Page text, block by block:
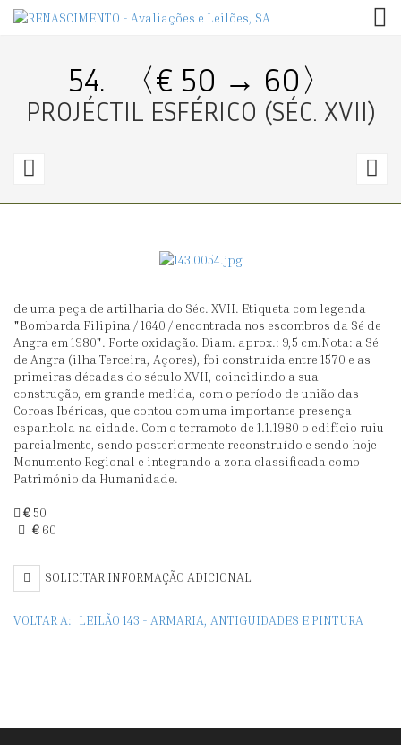
54. 〈€ 50 → 60〉
PROJÉCTIL ESFÉRICO (SÉC. XVII)
〈€
POLVORINHO
DE
CAÇA
INGLÊS
(MEADOS
DO
SÉC.
XIX)
de uma peça de artilharia do Séc. XVII. Etiqueta com legenda
"Bombarda Filipina / 1640 / encontrada nos escombros da Sé de
Angra em 1980". Forte oxidação. Diam. aprox.: 9,5 cm.Nota: a Sé
de Angra (ilha Terceira, Açores), foi construída entre 1570 e as
primeiras décadas do século XVII, coincidindo a sua
construção, em grande medida, com o período de união das
Coroas Ibéricas, que contou com uma importante presença
espanhola na cidade. Com o terramoto de 1.1.1980 o edifício ruiu
parcialmente, sendo posteriormente reconstruído e sendo hoje
Monumento Regional e integrando a zona classificada como
Património da Humanidade.
€50
€ 60
SOLICITAR INFORMAÇÃO ADICIONAL
VOLTAR A: LEILÃO 143 - ARMARIA, ANTIGUIDADES E PINTURA